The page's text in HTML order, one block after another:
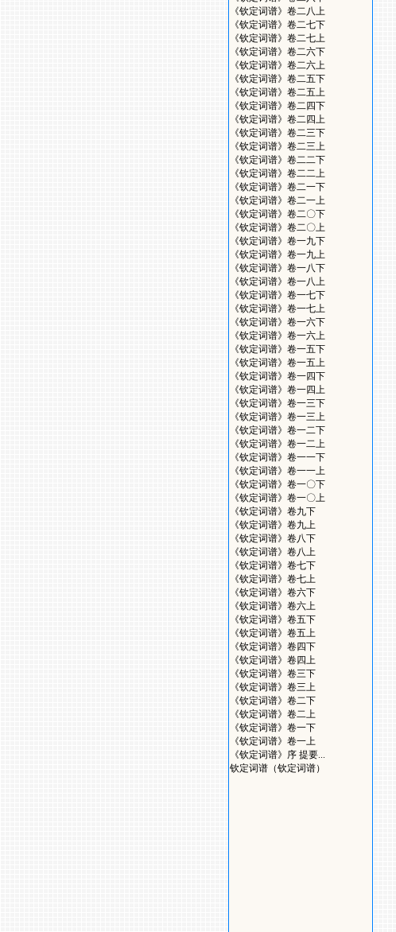
《钦定词谱》卷二八上
《钦定词谱》卷二七下
《钦定词谱》卷二七上
《钦定词谱》卷二六下
《钦定词谱》卷二六上
《钦定词谱》卷二五下
《钦定词谱》卷二五上
《钦定词谱》卷二四下
《钦定词谱》卷二四上
《钦定词谱》卷二三下
《钦定词谱》卷二三上
《钦定词谱》卷二二下
《钦定词谱》卷二二上
《钦定词谱》卷二一下
《钦定词谱》卷二一上
《钦定词谱》卷二〇下
《钦定词谱》卷二〇上
《钦定词谱》卷一九下
《钦定词谱》卷一九上
《钦定词谱》卷一八下
《钦定词谱》卷一八上
《钦定词谱》卷一七下
《钦定词谱》卷一七上
《钦定词谱》卷一六下
《钦定词谱》卷一六上
《钦定词谱》卷一五下
《钦定词谱》卷一五上
《钦定词谱》卷一四下
《钦定词谱》卷一四上
《钦定词谱》卷一三下
《钦定词谱》卷一三上
《钦定词谱》卷一二下
《钦定词谱》卷一二上
《钦定词谱》卷一一下
《钦定词谱》卷一一上
《钦定词谱》卷一〇下
《钦定词谱》卷一〇上
《钦定词谱》卷九下
《钦定词谱》卷九上
《钦定词谱》卷八下
《钦定词谱》卷八上
《钦定词谱》卷七下
《钦定词谱》卷七上
《钦定词谱》卷六下
《钦定词谱》卷六上
《钦定词谱》卷五下
《钦定词谱》卷五上
《钦定词谱》卷四下
《钦定词谱》卷四上
《钦定词谱》卷三下
《钦定词谱》卷三上
《钦定词谱》卷二下
《钦定词谱》卷二上
《钦定词谱》卷一下
《钦定词谱》卷一上
《钦定词谱》序 提要...
钦定词谱（钦定词谱）